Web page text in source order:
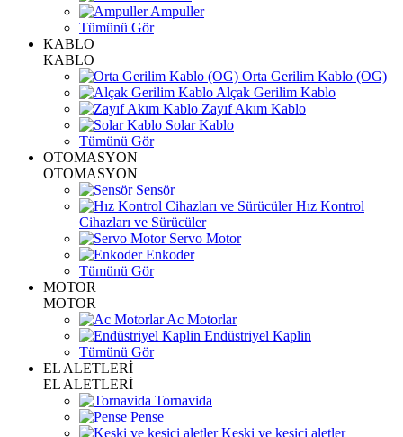
Ampuller
Tümünü Gör
KABLO
KABLO
Orta Gerilim Kablo (OG)
Alçak Gerilim Kablo
Zayıf Akım Kablo
Solar Kablo
Tümünü Gör
OTOMASYON
OTOMASYON
Sensör
Hız Kontrol
Cihazları ve Sürücüler
Servo Motor
Enkoder
Tümünü Gör
MOTOR
MOTOR
Ac Motorlar
Endüstriyel Kaplin
Tümünü Gör
EL ALETLERİ
EL ALETLERİ
Tornavida
Pense
Keski ve kesici aletler